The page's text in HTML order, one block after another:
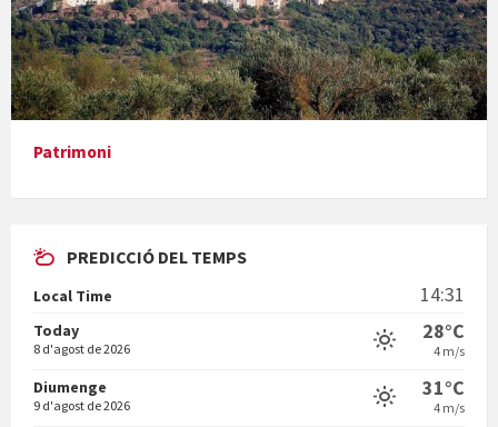
Presentació del llibre &quot;La mare&quot;, d'Emma Zafon
En Bum
Patrimoni
PREDICCIÓ DEL TEMPS
Local Time 14:31
Today
8 d'agost de 2026
28°C
4 m/s
Diumenge
9 d'agost de 2026
31°C
4 m/s